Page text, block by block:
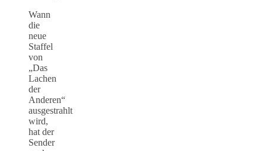
Wann
die
neue
Staffel
von
„Das
Lachen
der
Anderen“
ausgestrahlt
wird,
hat der
Sender